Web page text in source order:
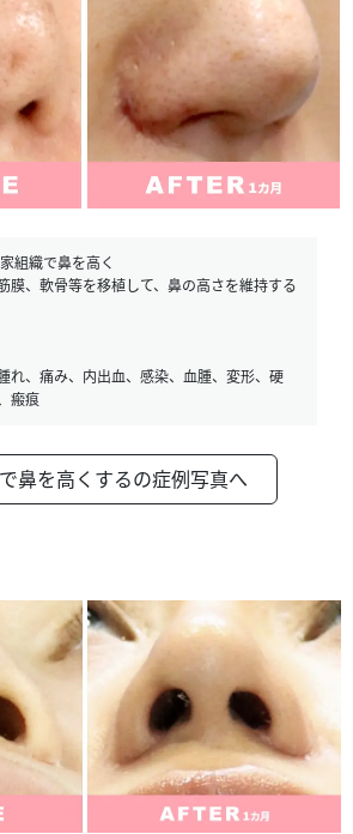
組織で鼻を高く
膜、軟骨等を移植して、鼻の高さを維持する
れ、痛み、内出血、感染、血腫、変形、硬
瘢痕
鼻を高くするの症例写真へ